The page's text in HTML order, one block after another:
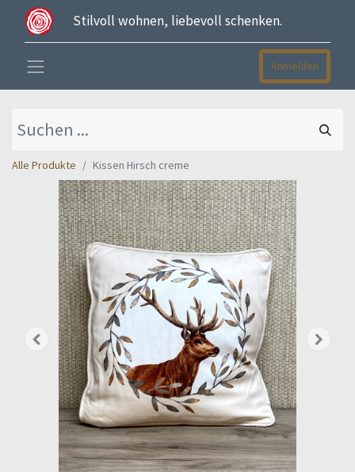
Stilvoll wohnen, liebevoll schenken.
Anmelden
Alle Produkte Kissen Hirsch creme